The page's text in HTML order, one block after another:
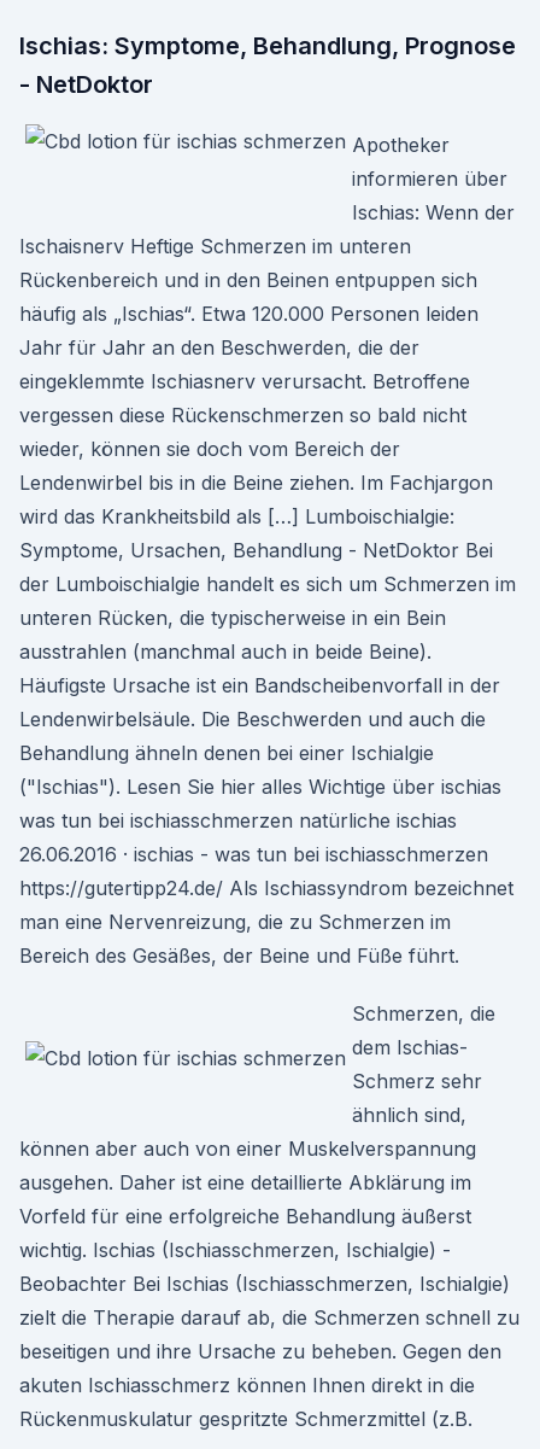
Ischias: Symptome, Behandlung, Prognose
- NetDoktor
Apotheker
informieren über
Ischias: Wenn der
Ischaisnerv Heftige Schmerzen im unteren
Rückenbereich und in den Beinen entpuppen sich
häufig als „Ischias“. Etwa 120.000 Personen leiden
Jahr für Jahr an den Beschwerden, die der
eingeklemmte Ischiasnerv verursacht. Betroffene
vergessen diese Rückenschmerzen so bald nicht
wieder, können sie doch vom Bereich der
Lendenwirbel bis in die Beine ziehen. Im Fachjargon
wird das Krankheitsbild als […] Lumboischialgie:
Symptome, Ursachen, Behandlung - NetDoktor Bei
der Lumboischialgie handelt es sich um Schmerzen im
unteren Rücken, die typischerweise in ein Bein
ausstrahlen (manchmal auch in beide Beine).
Häufigste Ursache ist ein Bandscheibenvorfall in der
Lendenwirbelsäule. Die Beschwerden und auch die
Behandlung ähneln denen bei einer Ischialgie
("Ischias"). Lesen Sie hier alles Wichtige über ischias
was tun bei ischiasschmerzen natürliche ischias
26.06.2016 · ischias - was tun bei ischiasschmerzen
https://gutertipp24.de/ Als Ischiassyndrom bezeichnet
man eine Nervenreizung, die zu Schmerzen im
Bereich des Gesäßes, der Beine und Füße führt.
Schmerzen, die
dem Ischias-
Schmerz sehr
ähnlich sind,
können aber auch von einer Muskelverspannung
ausgehen. Daher ist eine detaillierte Abklärung im
Vorfeld für eine erfolgreiche Behandlung äußerst
wichtig. Ischias (Ischiasschmerzen, Ischialgie) -
Beobachter Bei Ischias (Ischiasschmerzen, Ischialgie)
zielt die Therapie darauf ab, die Schmerzen schnell zu
beseitigen und ihre Ursache zu beheben. Gegen den
akuten Ischiasschmerz können Ihnen direkt in die
Rückenmuskulatur gespritzte Schmerzmittel (z.B.